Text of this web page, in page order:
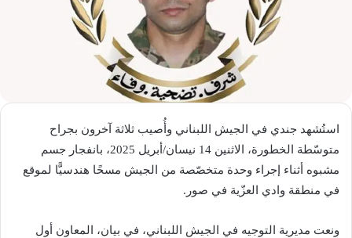
استُشهد جندي في الجيش اللبناني وأُصيب ثلاثة آخرون بجراح
متوسّطة الخطورة، الاثنين 14 نيسان/أبريل 2025، بانفجار جسم
مشبوه أثناء إجراء وحدة متخصّصة من الجيش مسحًا هندسيًّا لموقع
في منطقة وادي العزّية في صور.
ونعت مديرية التوجيه في الجيش اللبناني، في بيان، المعاون أول